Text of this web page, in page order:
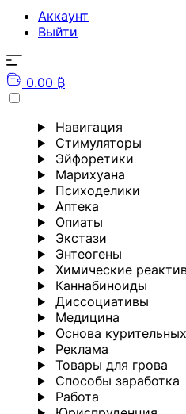
Аккаунт
Выйти
0.00 ₿
Навигация
Стимуляторы
Эйфоретики
Марихуана
Психоделики
Аптека
Опиаты
Экстази
Энтеогены
Химические
Каннабиноиды
Диссоциативы
Медицина
Основа
Реклама
Товары для грова
Способы заработка
Работа